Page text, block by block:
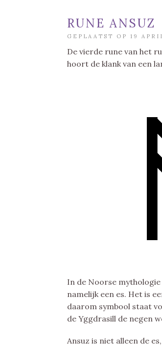
RUNE ANSUZ
GEPLAATST OP 19
De vierde rune van het
hoort de klank van een
In de Noorse mythologie
namelijk een es. Het is
daarom symbool staat
de Yggdrasill de negen
Ansuz is niet alleen de